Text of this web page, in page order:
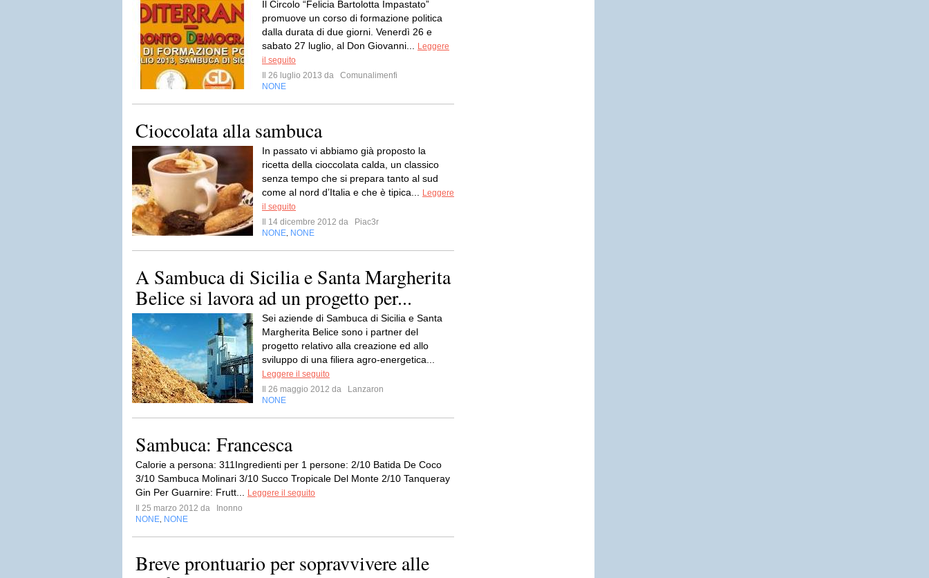
Il Circolo “Felicia Bartolotta Impastato”
promuove un corso di formazione politica
dalla durata di due giorni. Venerdì 26 e
sabato 27 luglio, al Don Giovanni...
Leggere
il seguito
Il 26 luglio 2013 da
Comunalimenfi
NONE
Cioccolata alla sambuca
In passato vi abbiamo già proposto la
ricetta della cioccolata calda, un classico
senza tempo che si prepara tanto al sud
come al nord d’Italia e che è tipica...
Leggere
il seguito
Il 14 dicembre 2012 da
Piac3r
NONE NONE
A Sambuca di Sicilia e Santa Margherita
Belice si lavora ad un progetto per...
Sei aziende di Sambuca di Sicilia e Santa
Margherita Belice sono i partner del
progetto relativo alla creazione ed allo
sviluppo di una filiera agro-energetica...
Leggere il seguito
Il 26 maggio 2012 da
Lanzaron
NONE
Sambuca: Francesca
Calorie a persona: 311Ingredienti per 1 persone: 2/10 Batida De Coco
3/10 Sambuca Molinari 3/10 Succo Tropicale Del Monte 2/10 Tanqueray
Gin Per Guarnire: Frutt...
Leggere il seguito
Il 25 marzo 2012 da
Inonno
NONE NONE
Breve prontuario per sopravvivere alle